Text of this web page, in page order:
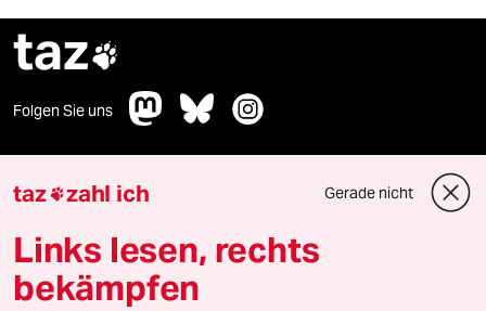
taz
Folgen Sie uns
Ressorts
Politik
taz zahl ich Gerade nicht
Links lesen, rechts
bekämpfen